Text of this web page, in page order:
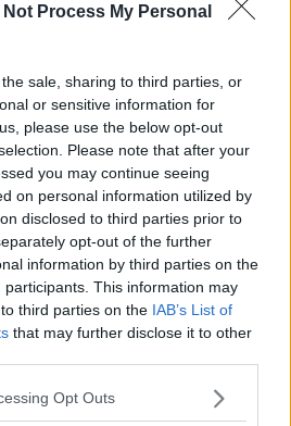
Not Process My Personal
sale, sharing to third parties, or
or sensitive information for
please use the below opt-out
Please note that after your
you may continue seeing
on personal information utilized by
disclosed to third parties prior to
opt-out of the further
information by third parties on the
participants. This information may
third parties on the IAB’s List of
that may further disclose it to other
Opt Outs
dell’infanzia Diaz e Villaggio Piaggio di
Pertini diCalcinaia(sezioni IIA e
e IIIB), Don Gnocchi diCascina
e IIA), Arcobaleno della Pace (III),
secondaria di primo grado Gandhi di
hanno partecipato il presidente di
l’assessore all’ambiente del Comune di